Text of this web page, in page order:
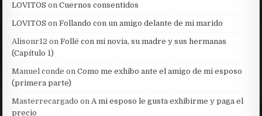
LOVITOS onCuernos consentidos
LOVITOS onFollando con un amigo delante de mi marido
Alisonr12 onFollé con mi novia, su madre y sus hermanas
(Capítulo 1)
Manuel conde onComo me exhibo ante el amigo de mi esposo
(primera parte)
Masterrecargado onA mi esposo le gusta exhibirme y paga el
precio